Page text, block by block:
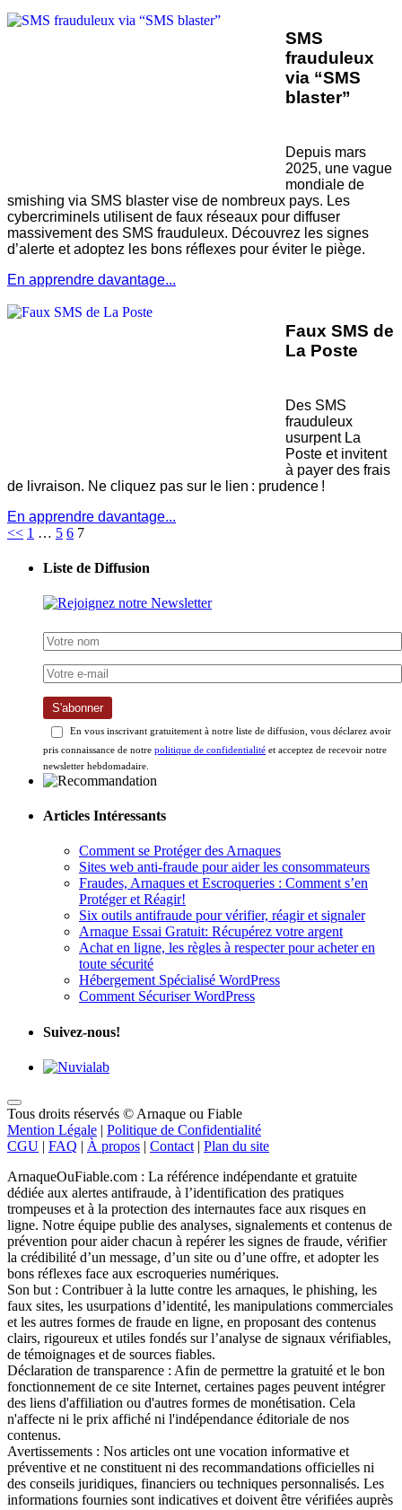
SMS
frauduleux
via “SMS
blaster”
Depuis mars
2025, une vague
mondiale de
smishing via SMS blaster vise de nombreux pays. Les
cybercriminels utilisent de faux réseaux pour diffuser
massivement des SMS frauduleux. Découvrez les signes
d’alerte et adoptez les bons réflexes pour éviter le piège.
En apprendre davantage...
Faux SMS de
La Poste
Des SMS
frauduleux
usurpent La
Poste et invitent
à payer des frais
de livraison. Ne cliquez pas sur le lien : prudence !
En apprendre davantage...
<< 1 … 5 6 7
Liste de Diffusion
S'abonner
En vous inscrivant gratuitement à notre liste de diffusion, vous déclarez avoir
pris connaissance de notre politique de confidentialité et acceptez de recevoir notre
newsletter hebdomadaire.
Articles Intéressants
Comment se Protéger des Arnaques
Sites web anti-fraude pour aider les consommateurs
Fraudes, Arnaques et Escroqueries : Comment s’en
Protéger et Réagir!
Six outils antifraude pour vérifier, réagir et signaler
Arnaque Essai Gratuit: Récupérez votre argent
Achat en ligne, les règles à respecter pour acheter en
toute sécurité
Hébergement Spécialisé WordPress
Comment Sécuriser WordPress
Suivez-nous!
Tous droits réservés © Arnaque ou Fiable
Mention Légale | Politique de Confidentialité
CGU | FAQ | À propos | Contact | Plan du site
ArnaqueOuFiable.com : La référence indépendante et gratuite
dédiée aux alertes antifraude, à l’identification des pratiques
trompeuses et à la protection des internautes face aux risques en
ligne. Notre équipe publie des analyses, signalements et contenus de
prévention pour aider chacun à repérer les signes de fraude, vérifier
la crédibilité d’un message, d’un site ou d’une offre, et adopter les
bons réflexes face aux escroqueries numériques.
Son but : Contribuer à la lutte contre les arnaques, le phishing, les
faux sites, les usurpations d’identité, les manipulations commerciales
et les autres formes de fraude en ligne, en proposant des contenus
clairs, rigoureux et utiles fondés sur l’analyse de signaux vérifiables,
de témoignages et de sources fiables.
Déclaration de transparence : Afin de permettre la gratuité et le bon
fonctionnement de ce site Internet, certaines pages peuvent intégrer
des liens d'affiliation ou d'autres formes de monétisation. Cela
n'affecte ni le prix affiché ni l'indépendance éditoriale de nos
contenus.
Avertissements : Nos articles ont une vocation informative et
préventive et ne constituent ni des recommandations officielles ni
des conseils juridiques, financiers ou techniques personnalisés. Les
informations fournies sont indicatives et doivent être vérifiées auprès